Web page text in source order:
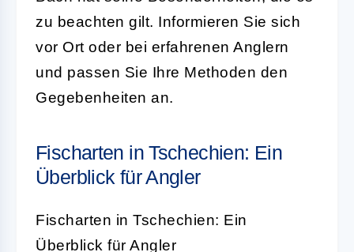
zu beachten gilt. Informieren Sie sich
vor Ort oder bei erfahrenen Anglern
und passen Sie Ihre Methoden den
Gegebenheiten an.
Fischarten in Tschechien: Ein
Überblick für Angler
Fischarten in Tschechien: Ein
Überblick für Angler